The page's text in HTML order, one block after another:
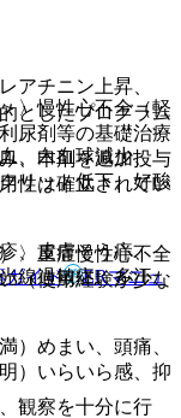
アチニン上昇、
、白血球減少、
リット低下、好酸
、皮膚そう痒、
線過敏症、多汗、
めまい、頭痛、
）いらいら感、抑
〉慢性心不全（軽
尿剤等の基礎治療
、本剤を追加投与
性は確立されてい
〉重症慢性心不全
（使用経験が少な
観察を十分に行
としたプログラム
ガイド
ERマニュ